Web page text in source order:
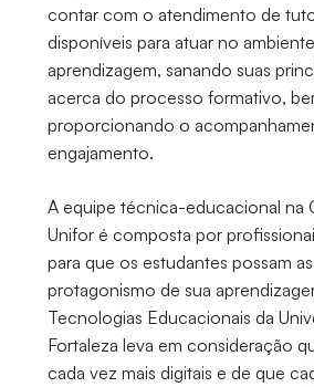
contar com o atendimento de
disponíveis para atuar no
aprendizagem, sanando suas
acerca do processo formativo,
proporcionando o
engajamento.
A equipe técnica-educacional na
Unifor é composta por
para que os estudantes possam
protagonismo de sua
Tecnologias Educacionais da
Fortaleza leva em consideração
cada vez mais digitais e de que